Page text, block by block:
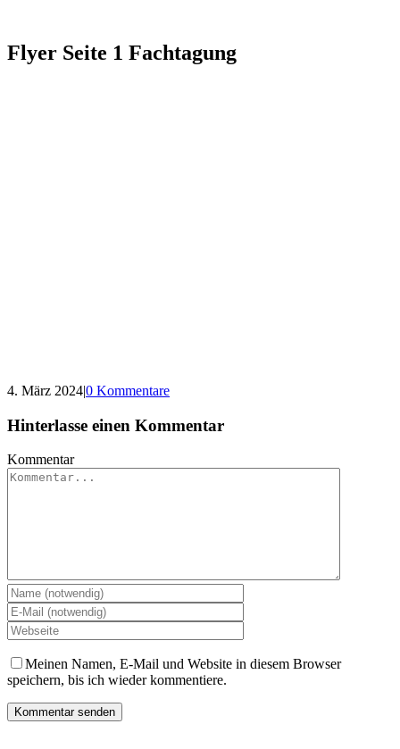
Flyer Seite 1 Fachtagung
4. März 2024|0 Kommentare
Hinterlasse einen Kommentar
Kommentar
Meinen Namen, E-Mail und Website in diesem Browser
speichern, bis ich wieder kommentiere.